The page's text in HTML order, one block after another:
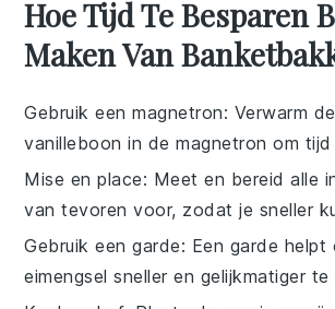
Hoe Tijd Te Besparen
Maken Van
Gebruik een magnetron: Verwarm
vanilleboon in de magnetron om
Mise en place: Meet en bereid alle
van tevoren voor, zodat je sneller
Gebruik een garde: Een garde helpt
eimengsel sneller en gelijkmatiger te